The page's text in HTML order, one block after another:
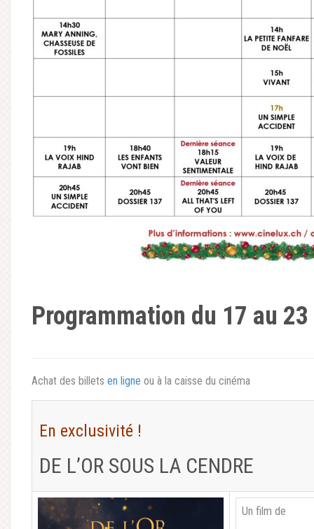
Programmation du 17 au
Achat des billets en ligne ou à la caisse du cinéma
En exclusivité !
DE L’OR SOUS LA CENDRE
Un film de